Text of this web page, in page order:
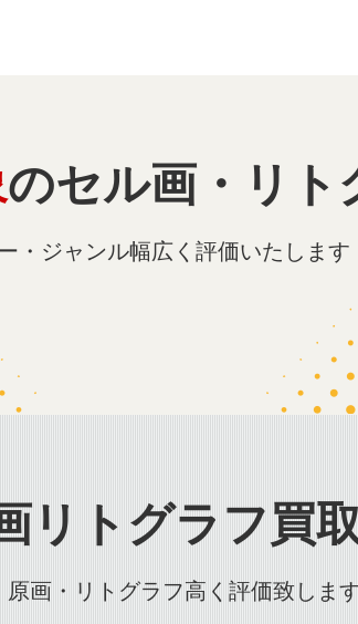
のセル画・リト
・ジャンル幅広く評価いたします
リトグラフ買取
原画・リトグラフ高く評価致します